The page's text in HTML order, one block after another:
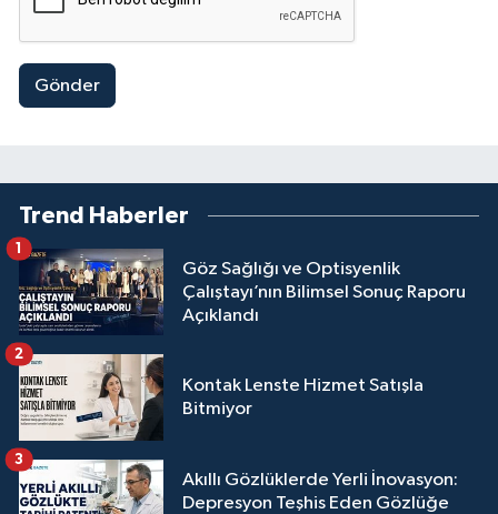
Gönder
Trend Haberler
Göz Sağlığı ve Optisyenlik
Çalıştayı’nın Bilimsel Sonuç Raporu
Açıklandı
1
Kontak Lenste Hizmet Satışla
Bitmiyor
2
Akıllı Gözlüklerde Yerli İnovasyon:
Depresyon Teşhis Eden Gözlüğe
3